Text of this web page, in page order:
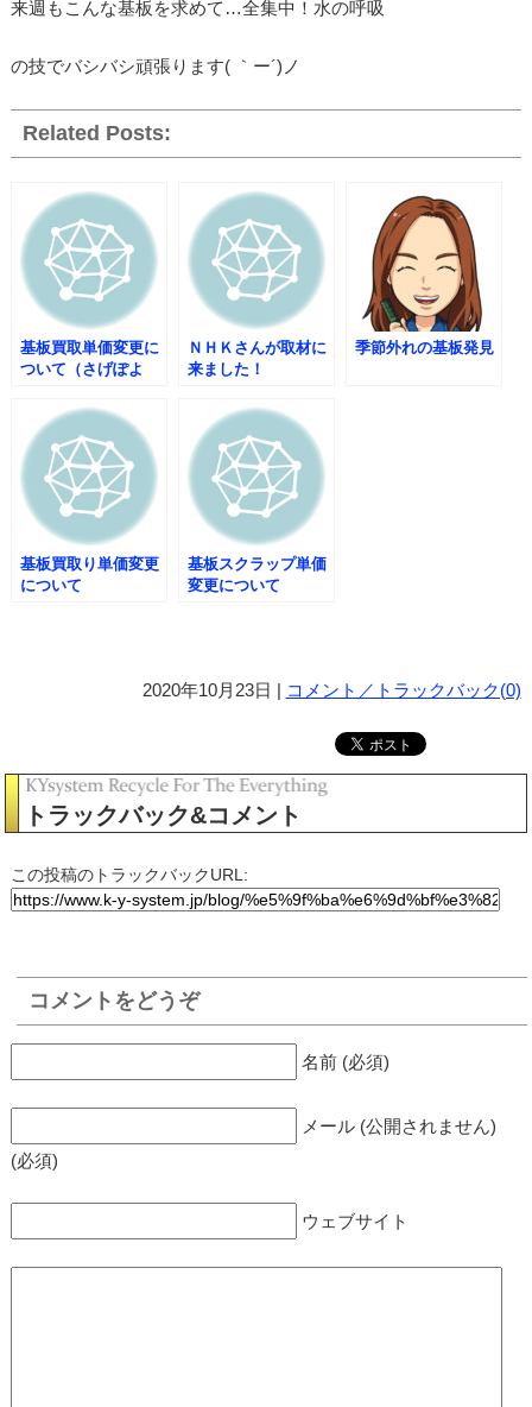
来週もこんな基板を求めて…全集中！水の呼吸
の技でバシバシ頑張ります( ｀ー´)ノ
Related Posts:
基板買取単価変更に
ついて（さげぽよ
ＮＨＫさんが取材に
来ました！
季節外れの基板発見
基板買取り単価変更
について
基板スクラップ単価
変更について
2020年10月23日 | コメント／トラックバック(0)
トラックバック&コメント
この投稿のトラックバックURL:
コメントをどうぞ
名前 (必須)
メール (公開されません)
(必須)
ウェブサイト